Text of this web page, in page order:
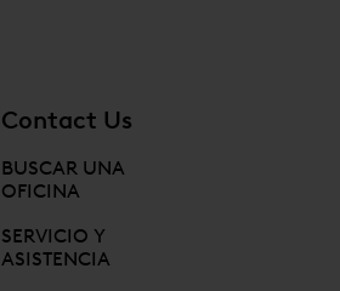
Contact Us
BUSCAR UNA
OFICINA
SERVICIO Y
ASISTENCIA